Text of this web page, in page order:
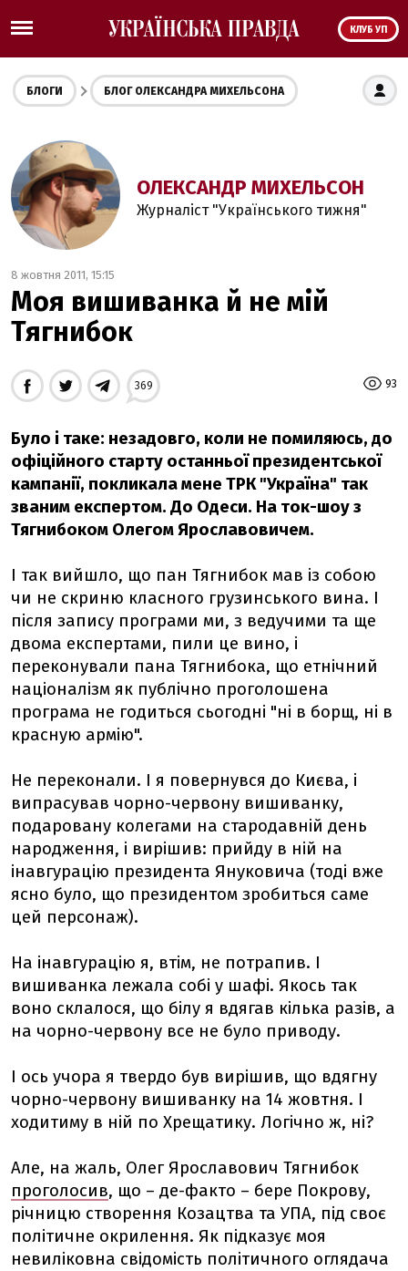
КЛУБ УП
БЛОГИ БЛОГ ОЛЕКСАНДРА МИХЕЛЬСОНА
ОЛЕКСАНДР МИХЕЛЬСОН
Журналіст "Українського тижня"
8 жовтня 2011, 15:15
Моя вишиванка й не мій
Тягнибок
93
369
Було і таке: незадовго, коли не помиляюсь, до
офіційного старту останньої президентської
кампанії, покликала мене ТРК "Україна" так
званим експертом. До Одеси. На ток-шоу з
Тягнибоком Олегом Ярославовичем.
І так вийшло, що пан Тягнибок мав із собою
чи не скриню класного грузинського вина. І
після запису програми ми, з ведучими та ще
двома експертами, пили це вино, і
переконували пана Тягнибока, що етнічний
націоналізм як публічно проголошена
програма не годиться сьогодні "ні в борщ, ні в
красную армію".
Не переконали. І я повернувся до Києва, і
випрасував чорно-червону вишиванку,
подаровану колегами на стародавній день
народження, і вирішив: прийду в ній на
інавгурацію президента Януковича (тоді вже
ясно було, що президентом зробиться саме
цей персонаж).
На інавгурацію я, втім, не потрапив. І
вишиванка лежала собі у шафі. Якось так
воно склалося, що білу я вдягав кілька разів, а
на чорно-червону все не було приводу.
І ось учора я твердо був вирішив, що вдягну
чорно-червону вишиванку на 14 жовтня. І
ходитиму в ній по Хрещатику. Логічно ж, ні?
Але, на жаль, Олег Ярославович Тягнибок
проголосив, що – де-факто – бере Покрову,
річницю створення Козацтва та УПА, під своє
політичне окрилення. Як підказує моя
невиліковна свідомість політичного оглядача